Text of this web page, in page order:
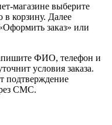
магазине выберите
в корзину. Далее
заказ» или
ФИО, телефон и
условия заказа.
подтверждение
СМС.